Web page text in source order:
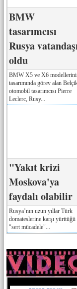
BMW
tasarımcısı
Rusya
oldu
BMW X5 ve X6
tasarımında görev alan
otomobil tasarımcısı Pierre
Leclerc, Rusy...
"Yakıt krizi
Moskova'ya
faydalı olabilir
Rusya’nın uzun yıllar Türk
domateslerine karşı yürttüğü
"sert mücadele"...